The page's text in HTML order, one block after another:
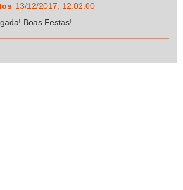
13/12/2017, 12:02:00
Boas Festas!